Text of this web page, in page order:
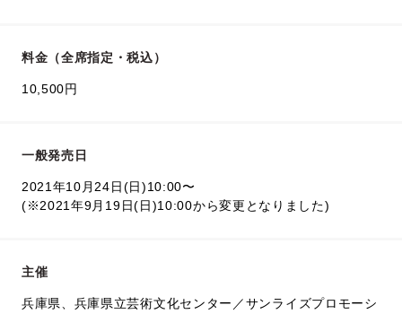
料金（全席指定・税込）
10,500円
一般発売日
2021年10月24日(日)10:00〜
(※2021年9月19日(日)10:00から変更となりました)
主催
兵庫県、兵庫県立芸術文化センター／サンライズプロモーシ